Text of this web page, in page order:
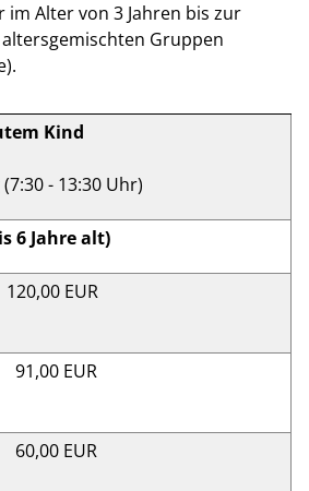
Alter von 3 Jahren bis zur
Gruppen
Kind
- 13:30 Uhr)
6 Jahre alt)
120,00 EUR
91,00 EUR
60,00 EUR